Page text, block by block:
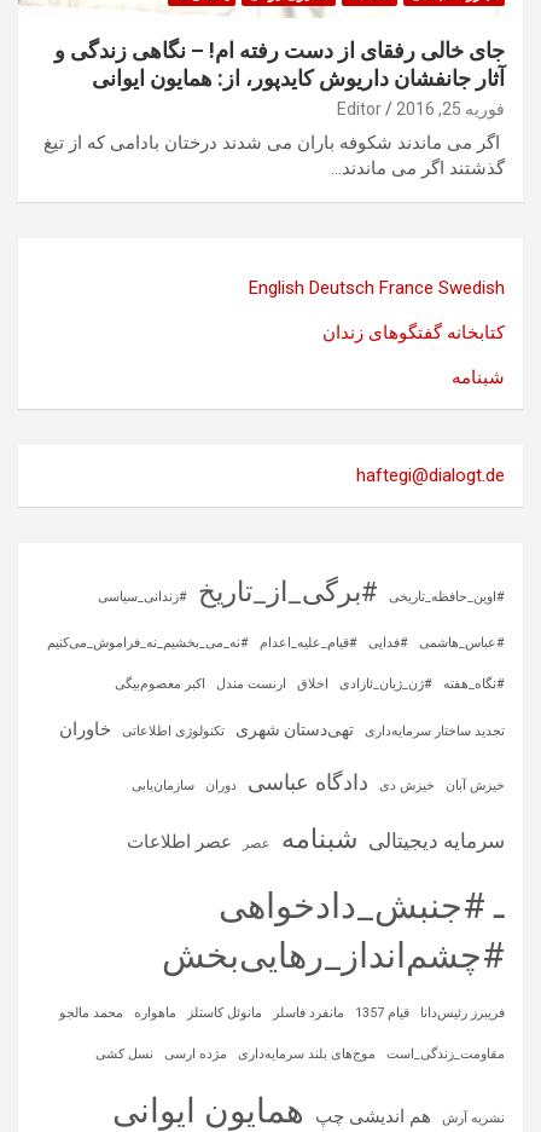
جای خالی رفقای از دست رفته ام! – نگاهی زندگی و
آثار جانفشان داریوش کایدپور، از: همایون ایوانی
فوریه 25, 2016 Editor
اگر می ماندند شکوفه باران می شدند درختان بادامی که از تیغ
گذشتند اگر می ماندند…
English Deutsch France Swedish
کتابخانه گفتگوهای زندان
شبنامه
haftegi@dialogt.de
#اوین_حافظه_تاریخی #برگی_از_تاریخ #زندانی_سیاسی
#عباس_هاشمی #فدایی #قیام_علیه_اعدام #نه_می_بخشیم_نه_فراموش_می‌کنیم
#نگاه_هفته #ژن_ژیان_ئازادی اخلاق ارنست مندل اکبر معصوم‌بیگی
تجدید ساختار سرمایه‌داری تهی‌دستان شهری تکنولوژی اطلاعاتی خاوران
خیزش آبان خیزش دی دادگاه عباسی دوران سازمان‌یابی
سرمایه‌ دیجیتالی شبنامه عصر عصر اطلاعات
ـ #جنبش_دادخواهی
#چشم‌انداز_رهایی‌بخش
فریبرز رئیس‌دانا قیام 1357 مانفرد فاسلر مانوئل کاستلز ماهواره‌ محمد مالجو
مقاومت_زندگی_است موج‌های بلند سرمایه‌داری مژده ارسی نسل کشی
نشریه آرش هم اندیشی چپ همایون ایوانی